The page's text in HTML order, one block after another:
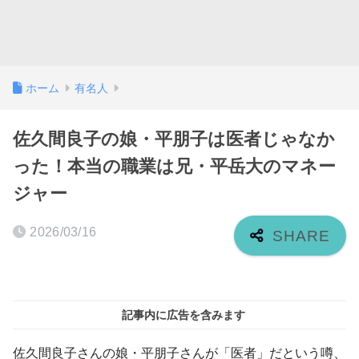
ホーム 有名人
佐久間良子の娘・平朋子は医者じゃなか
った！本当の職業は兄・平岳大のマネー
ジャー
2026/03/16
記事内に広告を含みます
佐久間良子さんの娘・平朋子さんが「医者」だという噂、